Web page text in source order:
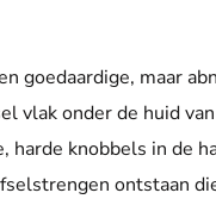
goedaardige, maar
vlak onder de huid
harde knobbels in de
ontstaan